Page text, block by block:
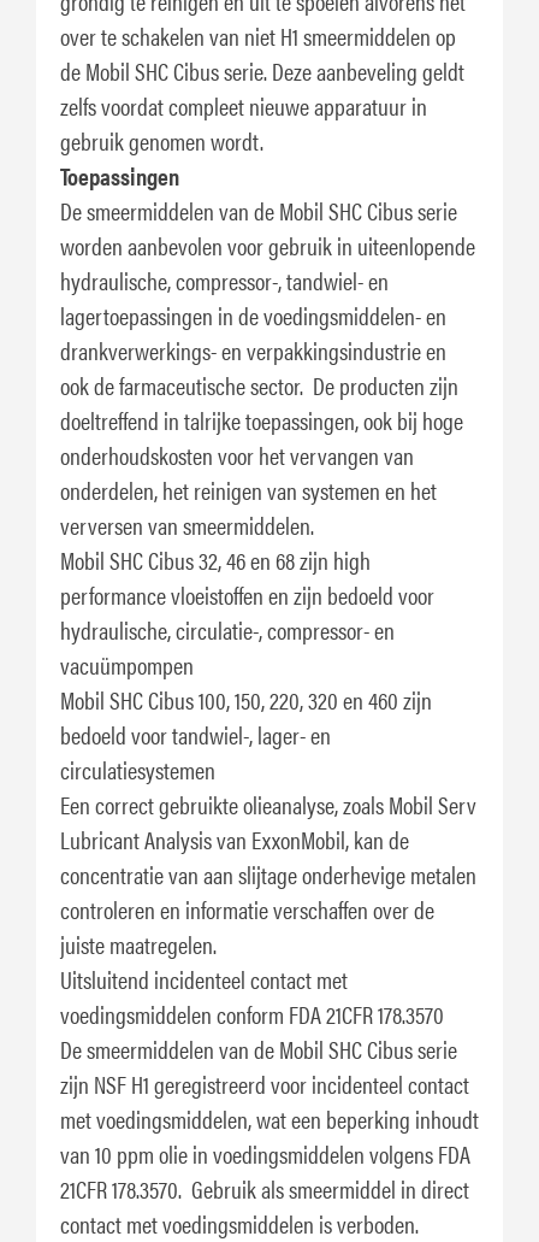
over te schakelen van niet H1 smeermiddelen op
de Mobil SHC Cibus serie. Deze aanbeveling geldt
zelfs voordat compleet nieuwe apparatuur in
gebruik genomen wordt.
Toepassingen
De smeermiddelen van de Mobil SHC Cibus serie
worden aanbevolen voor gebruik in uiteenlopende
hydraulische, compressor-, tandwiel- en
lagertoepassingen in de voedingsmiddelen- en
drankverwerkings- en verpakkingsindustrie en
ook de farmaceutische sector. De producten zijn
doeltreffend in talrijke toepassingen, ook bij hoge
onderhoudskosten voor het vervangen van
onderdelen, het reinigen van systemen en het
verversen van smeermiddelen.
Mobil SHC Cibus 32, 46 en 68 zijn high
performance vloeistoffen en zijn bedoeld voor
hydraulische, circulatie-, compressor- en
vacuümpompen
Mobil SHC Cibus 100, 150, 220, 320 en 460 zijn
bedoeld voor tandwiel-, lager- en
circulatiesystemen
Een correct gebruikte olieanalyse, zoals Mobil Serv
Lubricant Analysis van ExxonMobil, kan de
concentratie van aan slijtage onderhevige metalen
controleren en informatie verschaffen over de
juiste maatregelen.
Uitsluitend incidenteel contact met
voedingsmiddelen conform FDA 21CFR 178.3570
De smeermiddelen van de Mobil SHC Cibus serie
zijn NSF H1 geregistreerd voor incidenteel contact
met voedingsmiddelen, wat een beperking inhoudt
van 10 ppm olie in voedingsmiddelen volgens FDA
21CFR 178.3570. Gebruik als smeermiddel in direct
contact met voedingsmiddelen is verboden.